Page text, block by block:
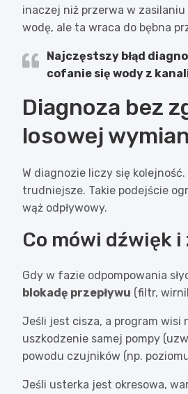
inaczej niż przerwa w zasilaniu
wodę, ale ta wraca do bębna
Najczęstszy błąd
cofanie się wody z
Diagnoza bez
losowej
W diagnozie liczy się
trudniejsze. Takie podejście
wąż odpływowy.
Co mówi dźwięk
Gdy w fazie odpompowania
blokadę przepływu (filtr,
Jeśli jest cisza, a program wisi
uszkodzenie samej pompy
powodu czujników (np.
Jeśli usterka jest okresowa,